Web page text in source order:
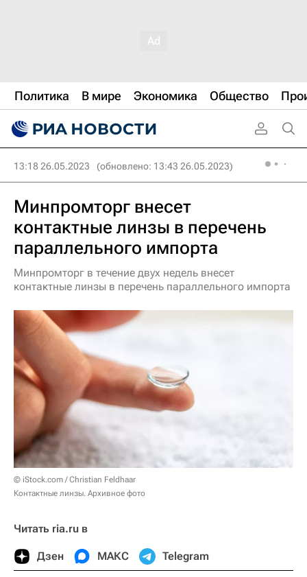
Политика В мире Экономика Общество
13:18 26.05.2023 (обновлено: 13:43 26.05.2023)
Минпромторг внесет
контактные линзы в перечень
параллельного импорта
Минпромторг в течение двух недель внесет
контактные линзы в перечень параллельного импорта
© iStock.com / Christian Feldhaar
Контактные линзы. Архивное фото
Читать ria.ru в
Дзен МАКС Telegram